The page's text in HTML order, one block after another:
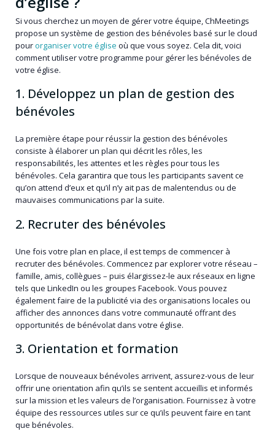
Si vous cherchez un moyen de gérer votre équipe, ChMeetings
propose un système de gestion des bénévoles basé sur le cloud
pourorganiser votre église où que vous soyez. Cela dit, voici
comment utiliser votre programme pour gérer les bénévoles de
votre église.
1. Développez un plan de gestion des
bénévoles
La première étape pour réussir la gestion des bénévoles
consiste à élaborer un plan qui décrit les rôles, les
responsabilités, les attentes et les règles pour tous les
bénévoles. Cela garantira que tous les participants savent ce
qu’on attend d’eux et qu’il n’y ait pas de malentendus ou de
mauvaises communications par la suite.
2. Recruter des bénévoles
Une fois votre plan en place, il est temps de commencer à
recruter des bénévoles. Commencez par explorer votre réseau –
famille, amis, collègues – puis élargissez-le aux réseaux en ligne
tels que LinkedIn ou les groupes Facebook. Vous pouvez
également faire de la publicité via des organisations locales ou
afficher des annonces dans votre communauté offrant des
opportunités de bénévolat dans votre église.
3. Orientation et formation
Lorsque de nouveaux bénévoles arrivent, assurez-vous de leur
offrir une orientation afin qu’ils se sentent accueillis et informés
sur la mission et les valeurs de l’organisation. Fournissez à votre
équipe des ressources utiles sur ce qu’ils peuvent faire en tant
que bénévoles.